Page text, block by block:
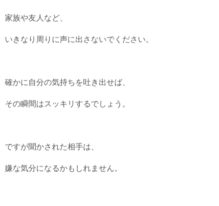
家族や友人など、
いきなり周りに声に出さないでください。
確かに自分の気持ちを吐き出せば、
その瞬間はスッキリするでしょう。
ですが聞かされた相手は、
嫌な気分になるかもしれません。